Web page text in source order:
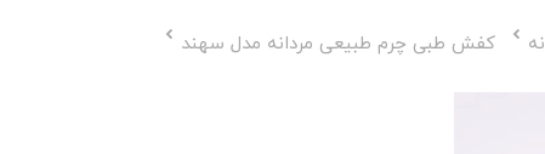
کفش طبی چرم طبیعی مردانه مدل سهند